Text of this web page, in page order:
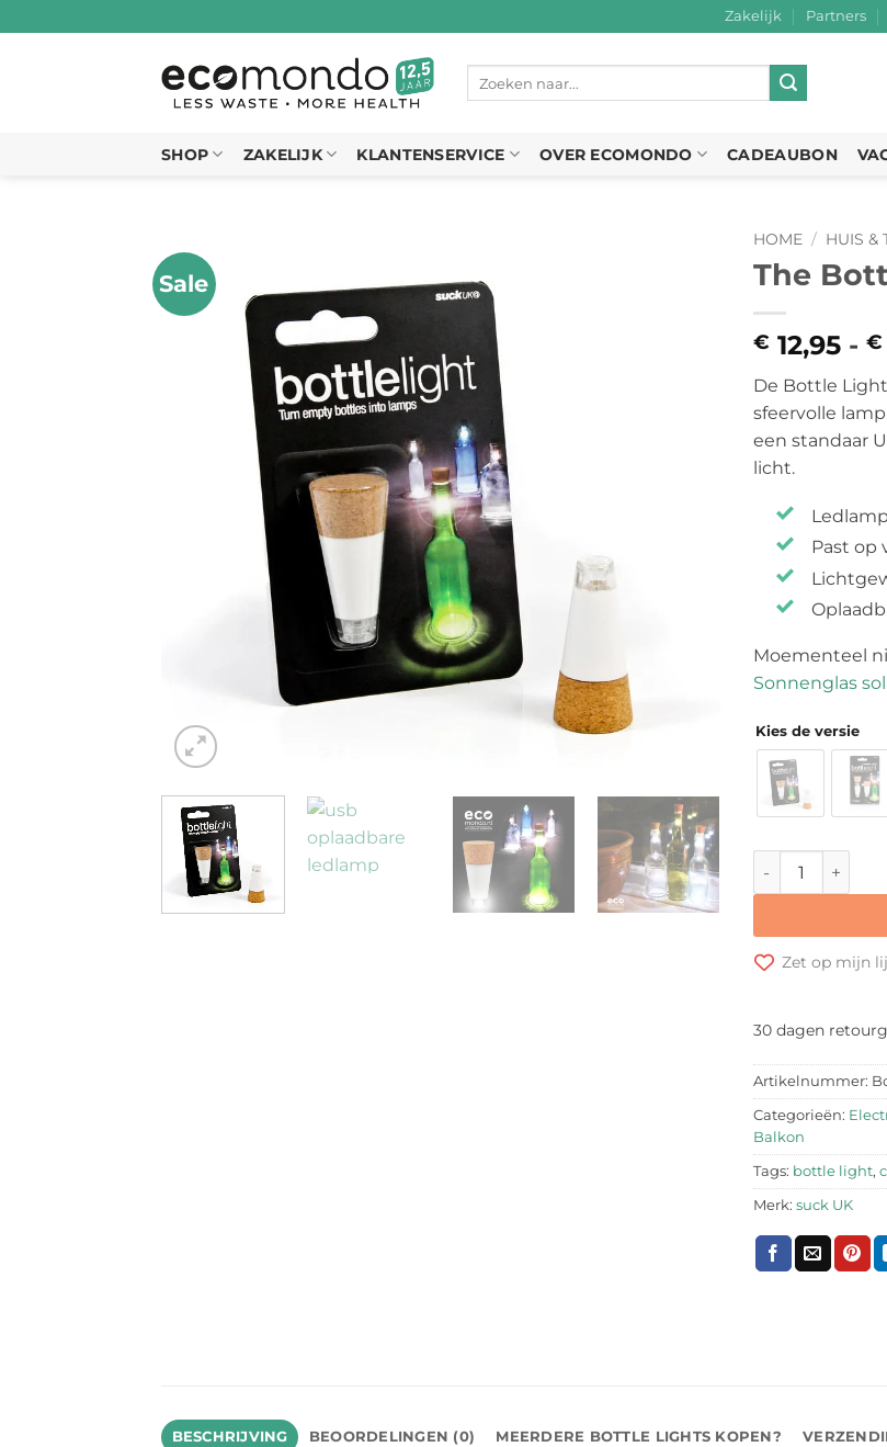
Zakelijk Partners
Zoeken
SHOP ZAKELIJK KLANTENSERVICE OVER ECOMONDO CADEAUBON
Sale
HOME / HUIS &
The
€ 12,95 - €
De Bottle
sfeervolle
een standaar
licht.
Past op
Moementeel
Sonnenglas
Kies de versie
The Bottle Light
Zet op mijn
30 dagen
Artikelnummer:
Categorieën:
Balkon
Tags: bottle light,
Merk: suck UK
BESCHRIJVING BEOORDELINGEN (0) MEERDERE BOTTLE LIGHTS KOPEN?